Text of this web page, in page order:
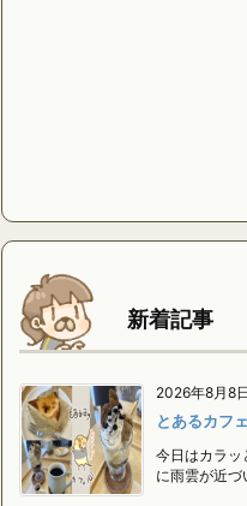
新着記事
2026年8月8日
とあるカフェ
今日はカラッ
に雨雲が近づ